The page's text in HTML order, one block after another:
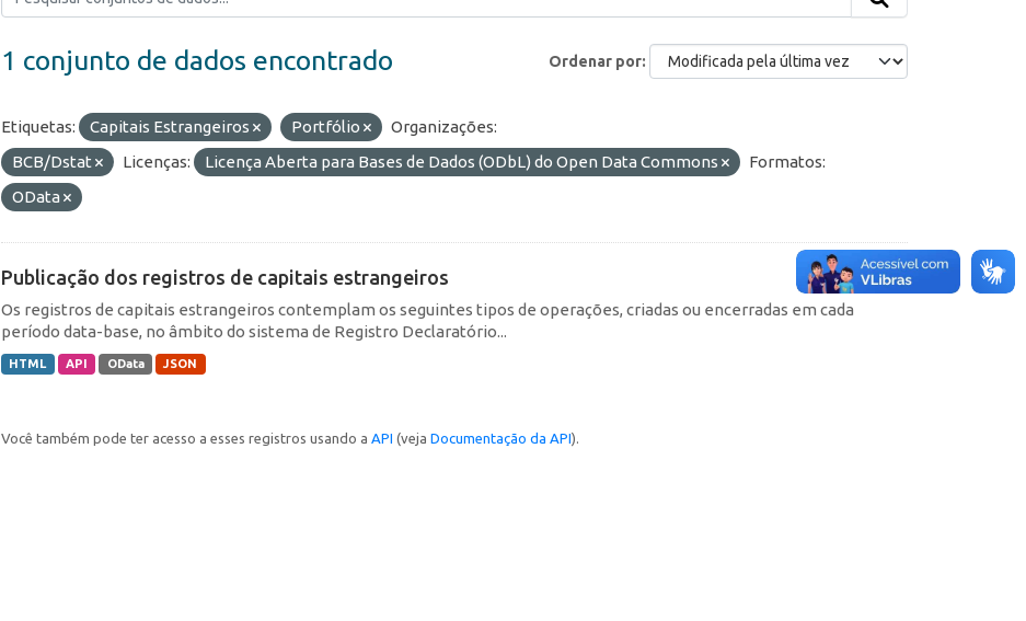
Ordenar por
1 conjunto de dados encontrado
Etiquetas: Capitais Estrangeiros Portfólio
Organizações:
BCB/Dstat
Licenças: Licença Aberta para Bases de Dados (ODbL) do Open Data Commons
Formatos:
OData
Publicação dos registros de capitais estrangeiros
Os registros de capitais estrangeiros contemplam os seguintes tipos de operações, criadas ou encerradas em cada
período data-base, no âmbito do sistema de Registro Declaratório...
HTML API OData JSON
Você também pode ter acesso a esses registros usando a API (veja Documentação da API).